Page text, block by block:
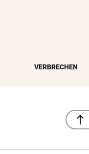
VERBRECHEN
north